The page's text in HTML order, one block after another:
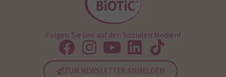
Folgen Sie uns auf den Sozialen Medien!
ZUM NEWSLETTER ANMELDEN